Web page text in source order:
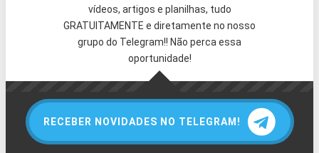
vídeos, artigos e planilhas, tudo
GRATUITAMENTE e diretamente no nosso
grupo do Telegram!! Não perca essa
oportunidade!
RECEBER NOVIDADES NO TELEGRAM!